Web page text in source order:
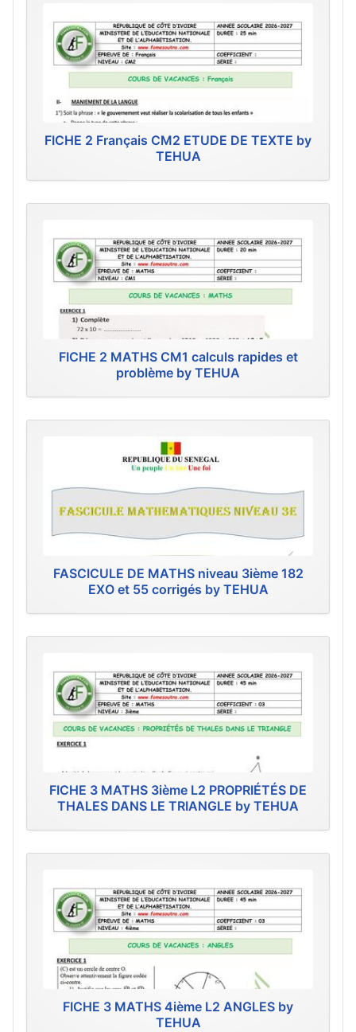
FICHE 2 Français CM2 ETUDE DE TEXTE by
TEHUA
FICHE 2 MATHS CM1 calculs rapides et
problème by TEHUA
FASCICULE DE MATHS niveau 3ième 182
EXO et 55 corrigés by TEHUA
FICHE 3 MATHS 3ième L2 PROPRIÉTÉS DE
THALES DANS LE TRIANGLE by TEHUA
FICHE 3 MATHS 4ième L2 ANGLES by
TEHUA